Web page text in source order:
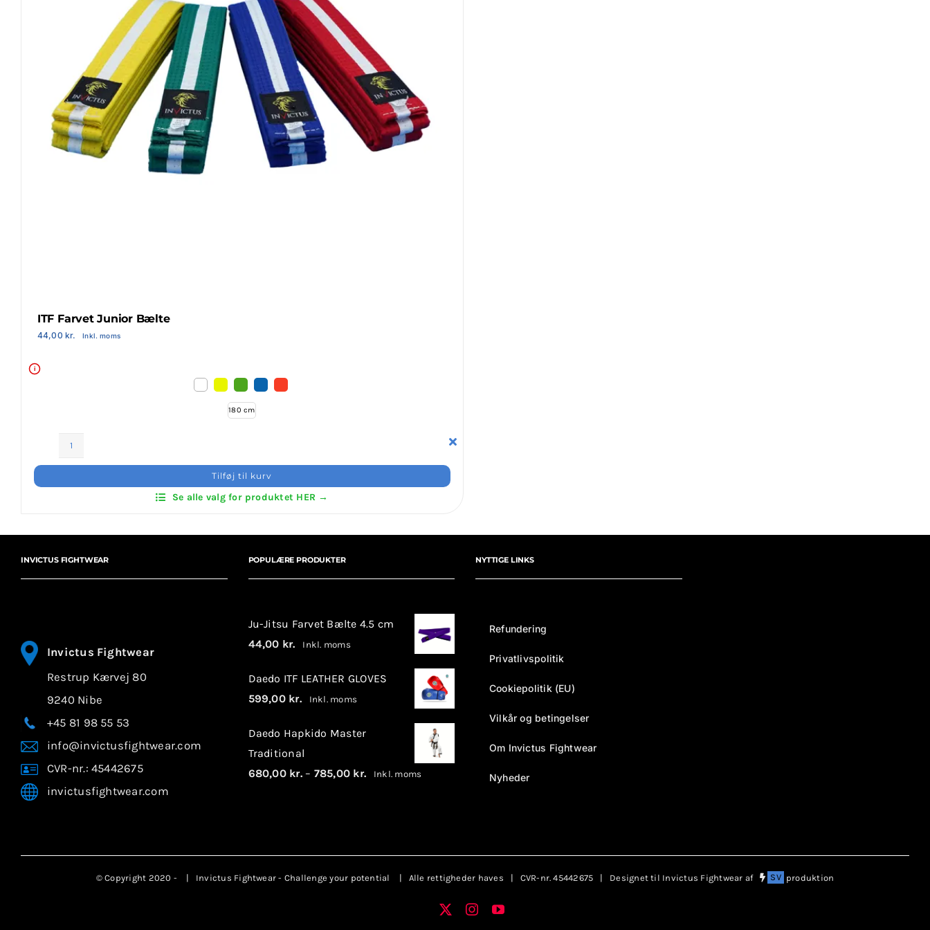
Klubaftalesider – Find din klub
Brodering / Tryk
FAQ’s
Kontakt Invictus Fightwear
Login Klubaftale
ITF Farvet Junior Bælte
44,00kr. Inkl. moms
i
180 cm
Junior
Tilføj til kurv
Se alle valg for produktet HER →
INVICTUS FIGHTWEAR
Invictus Fightwear
Restrup Kærvej 80
9240 Nibe
+45 81 98 55 53
info@invictusfightwear.com
CVR-nr.: 45442675
invictusfightwear.com
POPULÆRE PRODUKTER
Ju-Jitsu Farvet Bælte 4.5 cm
44,00 kr. Inkl. moms
Daedo ITF LEATHER GLOVES
599,00 kr. Inkl. moms
Daedo Hapkido Master
Traditional
680,00 kr. – 785,00 kr.Prisinterval:
Inkl. moms
NYTTIGE LINKS
Refundering
Privatlivspolitik
Cookiepolitik (EU)
Vilkår og betingelser
Om Invictus Fightwear
Nyheder
© Copyright 2020 - | Invictus Fightwear - Challenge your potential | Alle rettigheder haves | CVR-nr. 45442675 | Designet til Invictus Fightwear af SV produktion
Facebook
X InstagramYouTube